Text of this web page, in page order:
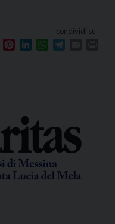
condividi su
TwitterPinterestLinkedInWhatsApp